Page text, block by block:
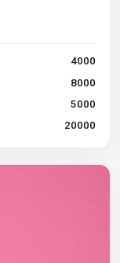
4000
8000
5000
20000